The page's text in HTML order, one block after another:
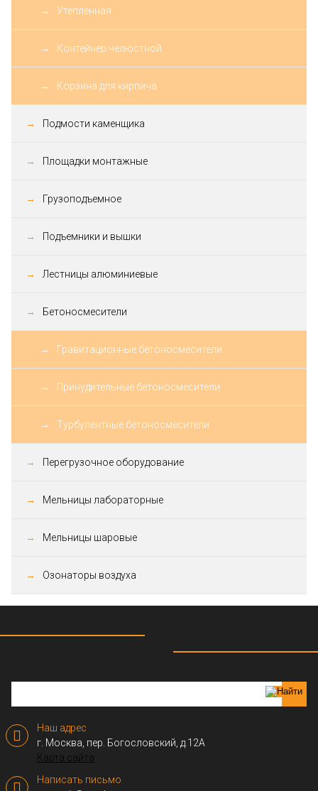
Утепленная
Контейнер челюстной
Корзина для кирпича
Подмости каменщика
Площадки монтажные
Грузоподъемное
Подъемники и вышки
Лестницы алюминиевые
Бетоносмесители
Гравитационные бетоносмесители
Принудительные бетоносмесители
Турбулентные бетоносмесители
Перегрузочное оборудование
Мельницы лабораторные
Мельницы шаровые
Озонаторы воздуха
Наш адрес
г. Москва, пер. Богословский, д.12А
Карта сайта
Написать письмо